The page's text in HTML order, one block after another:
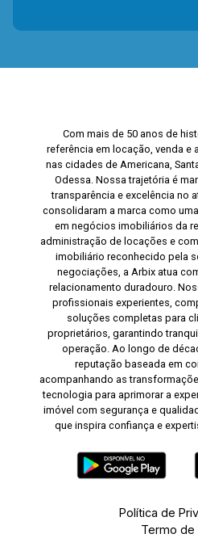
Com mais de 50 anos de
referência em locação, venda e
nas cidades de Americana,
Odessa. Nossa trajetória é
transparência e excelência no
consolidaram a marca como
em negócios imobiliários da
administração de locações e
imobiliário reconhecido pela
negociações, a Arbix atua
relacionamento duradouro.
profissionais experientes,
soluções completas para
proprietários, garantindo
operação. Ao longo de
reputação baseada em
acompanhando as
tecnologia para aprimorar a
imóvel com segurança e
que inspira confiança e
Política de
Termo de